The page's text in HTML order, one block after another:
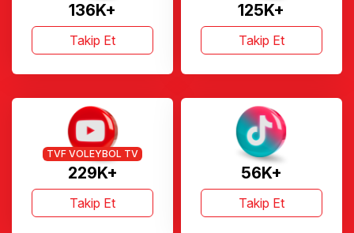
136K+
Takip Et
125K+
Takip Et
229K+
TVF VOLEYBOL TV
Takip Et
56K+
Takip Et